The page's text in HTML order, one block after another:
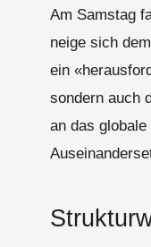
Am Samstag
neige sich
ein
sondern auch
an das